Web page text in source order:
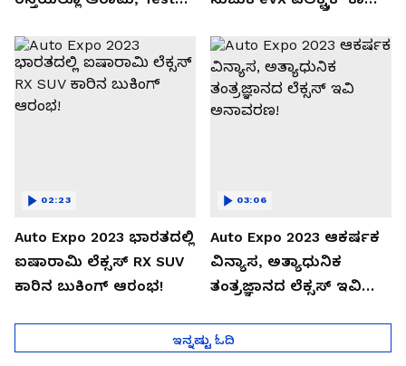
Auto Expo 2023 ಭಾರತದಲ್ಲಿ
ಐಷಾರಾಮಿ ಲೆಕ್ಸಸ್ RX SUV
ಕಾರಿನ ಬುಕಿಂಗ್ ಆರಂಭ!
02:23
Auto Expo 2023 ಆಕರ್ಷಕ
ವಿನ್ಯಾಸ, ಅತ್ಯಾಧುನಿಕ
ತಂತ್ರಜ್ಞಾನದ ಲೆಕ್ಸಸ್ ಇವಿ
03:06
ಇನ್ನಷ್ಟು ಓದಿ